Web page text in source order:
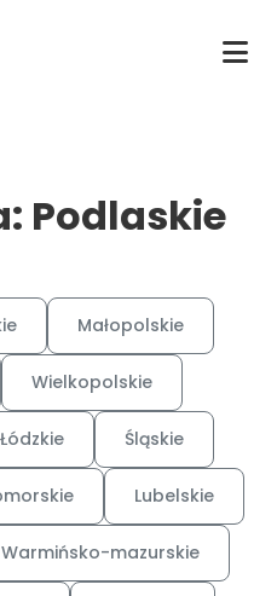
Podlaskie
Małopolskie
Wielkopolskie
Łódzkie Śląskie
Lubelskie
Warmińsko-mazurskie